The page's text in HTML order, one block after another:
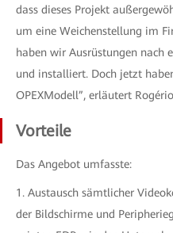
dass dieses Projekt
um eine Weichenstellung im
haben wir Ausrüstungen nach
und installiert. Doch jetzt
OPEXModell”, erläutert
Vorteile
Das Angebot umfasste:
1. Austausch sämtlicher
der Bildschirme und